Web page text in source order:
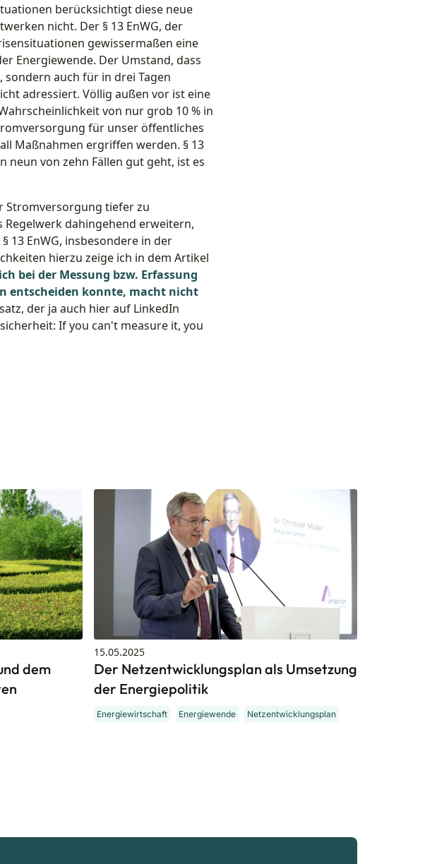
berücksichtigt diese neue
nicht. Der § 13 EnWG, der
gewissermaßen eine
Energiewende. Der Umstand, dass
auch für in drei Tagen
adressiert. Völlig außen vor ist eine
von nur grob 10 % in
für unser öffentliches
Maßnahmen ergriffen werden. § 13
neun von zehn Fällen gut geht, ist es
Stromversorgung tiefer zu
dahingehend erweitern,
13 EnWG, insbesondere in der
hierzu zeige ich in dem Artikel
bei der Messung bzw. Erfassung
entscheiden konnte, macht nicht
der ja auch hier auf LinkedIn
If you can't measure it, you
dem
15.05.2025
Der Netzentwicklungsplan als Umsetzung
der Energiepolitik
Energiewirtschaft Energiewende Netzentwicklungsplan